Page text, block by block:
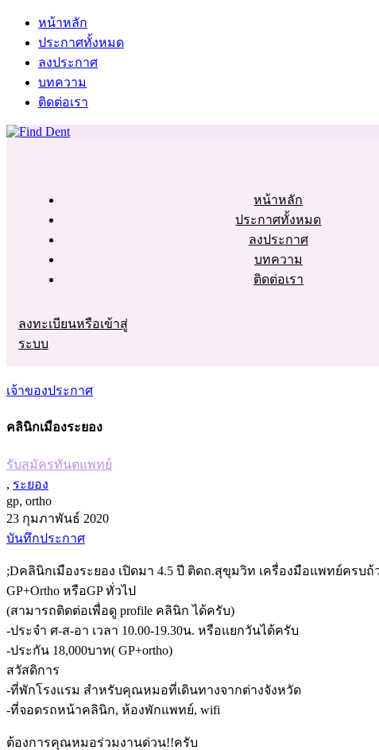
หน้าหลัก
ประกาศทั้งหมด
ลงประกาศ
บทความ
ติดต่อเรา
หน้าหลัก
ประกาศทั้งหมด
ลงประกาศ
บทความ
ติดต่อเรา
ลงทะเบียนหรือเข้าสู่
ระบบ
เจ้าของประกาศ
คลินิกเมืองระยอง
รับสมัครทันตแพทย์
, ระยอง
gp, ortho
23 กุมภาพันธ์ 2020
บันทึกประกาศ
;Dคลินิกเมืองระยอง เปิดมา 4.5 ปี ติดถ.สุขุมวิท เครื่องมือแพทย์ครบ
GP+Ortho หรือGP ทั่วไป
(สามารถติดต่อเพื่อดู profile คลินิก ได้ครับ)
-ประจำ ศ-ส-อา เวลา 10.00-19.30น. หรือแยกวันได้ครับ
-ประกัน 18,000บาท( GP+ortho)
สวัสดิการ
-ที่พักโรงแรม สำหรับคุณหมอที่เดินทางจากต่างจังหวัด
-ที่จอดรถหน้าคลินิก, ห้องพักแพทย์, wifi
ต้องการคุณหมอร่วมงานด่วน!!ครับ